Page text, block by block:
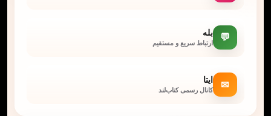
💬 بله
ارتباط سریع و مستقیم
✉ ایتا
کانال رسمی کتاب‌لند